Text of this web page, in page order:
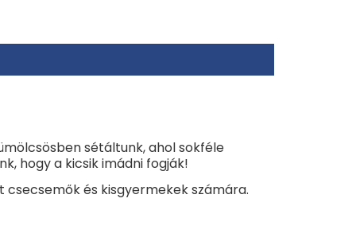
sétáltunk, ahol sokféle
hogy a kicsik imádni fogják!
és kisgyermekek számára.